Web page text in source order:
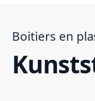
Boitiers en